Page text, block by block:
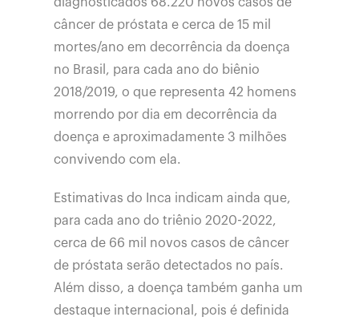
câncer de próstata e cerca de 15 mil
mortes/ano em decorrência da doença
no Brasil, para cada ano do biênio
2018/2019, o que representa 42 homens
morrendo por dia em decorrência da
doença e aproximadamente 3 milhões
convivendo com ela.
Estimativas do Inca indicam ainda que,
para cada ano do triênio 2020-2022,
cerca de 66 mil novos casos de câncer
de próstata serão detectados no país.
Além disso, a doença também ganha um
destaque internacional, pois é definida